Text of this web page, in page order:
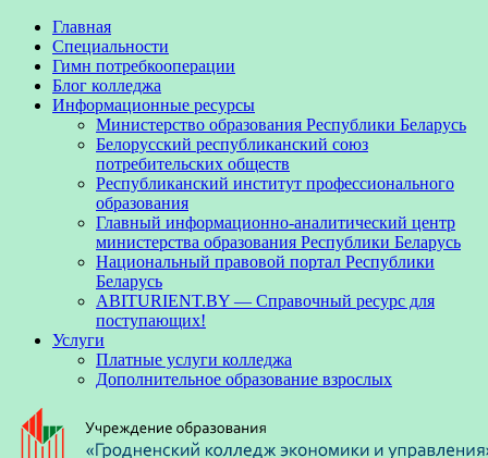
Главная
Специальности
Гимн потребкооперации
Блог колледжа
Информационные ресурсы
Министерство образования Республики Беларусь
Белорусский республиканский союз
потребительских обществ
Республиканский институт профессионального
образования
Главный информационно-аналитический центр
министерства образования Республики Беларусь
Национальный правовой портал Республики
Беларусь
ABITURIENT.BY — Справочный ресурс для
поступающих!
Услуги
Платные услуги колледжа
Дополнительное образование взрослых